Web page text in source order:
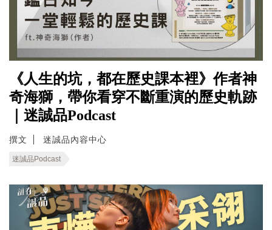
《人生的坑，都在歷史課本裡》作者神
奇海獅，帶你看穿不斷重演的歷史軌跡
｜迷誠品Podcast
撰文 迷誠品內容中心
迷誠品Podcast